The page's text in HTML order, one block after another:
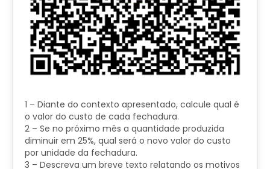
1 – Diante do contexto apresentado, calcule qual é
o valor do custo de cada fechadura.
2 – Se no próximo mês a quantidade produzida
diminuir em 25%, qual será o novo valor do custo
por unidade da fechadura.
3 – Descreva um breve texto relatando os motivos